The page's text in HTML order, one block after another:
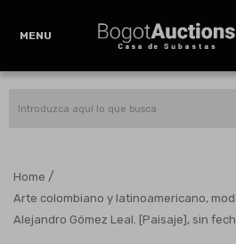
MENU
Home /
Arte colombiano y latinoamericano,
Alejandro Gómez Leal. [Paisaje], sin